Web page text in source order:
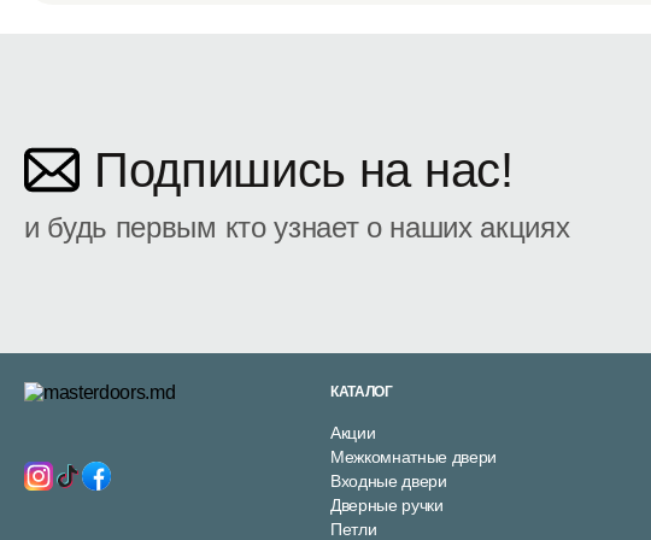
Подпишись на нас!
и будь первым кто узнает о наших акциях
КАТАЛОГ
Акции
Межкомнатные двери
Входные двери
Дверные ручки
Петли